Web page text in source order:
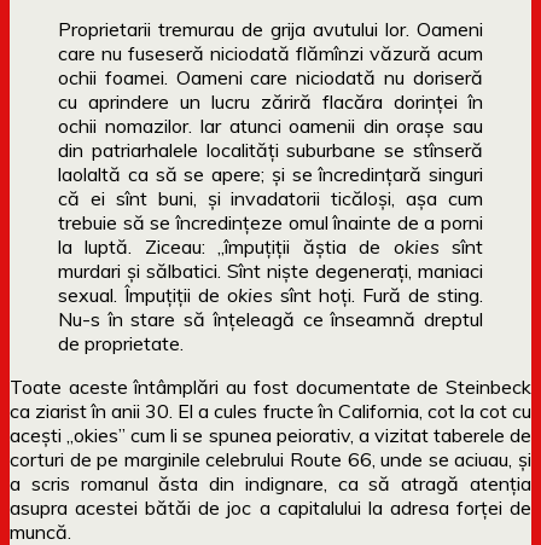
Proprietarii tremurau de grija avutului lor. Oameni
care nu fuseseră niciodată flămînzi văzură acum
ochii foamei. Oameni care niciodată nu doriseră
cu aprindere un lucru zăriră flacăra dorinţei în
ochii nomazilor. Iar atunci oamenii din oraşe sau
din patriarhalele localităţi suburbane se stînseră
laolaltă ca să se apere; şi se încredinţară singuri
că ei sînt buni, şi invadatorii ticăloşi, aşa cum
trebuie să se încredinţeze omul înainte de a porni
la luptă. Ziceau: „împuţiţii ăştia de okies sînt
murdari şi sălbatici. Sînt nişte degeneraţi, maniaci
sexual. Împuţiţii de okies sînt hoţi. Fură de sting.
Nu-s în stare să înţeleagă ce înseamnă dreptul
de proprietate.
Toate aceste întâmplări au fost documentate de Steinbeck
ca ziarist în anii 30. El a cules fructe în California, cot la cot cu
acești „okies” cum li se spunea peiorativ, a vizitat taberele de
corturi de pe marginile celebrului Route 66, unde se aciuau, și
a scris romanul ăsta din indignare, ca să atragă atenția
asupra acestei bătăi de joc a capitalului la adresa forței de
muncă.